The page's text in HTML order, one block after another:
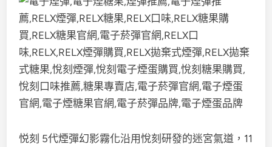
悦刻 5代煙彈幻影霧化沿用悅刻研發的迷宮氣道，11